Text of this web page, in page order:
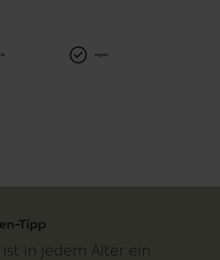
vegan
Tipp
ist in jedem Alter ein